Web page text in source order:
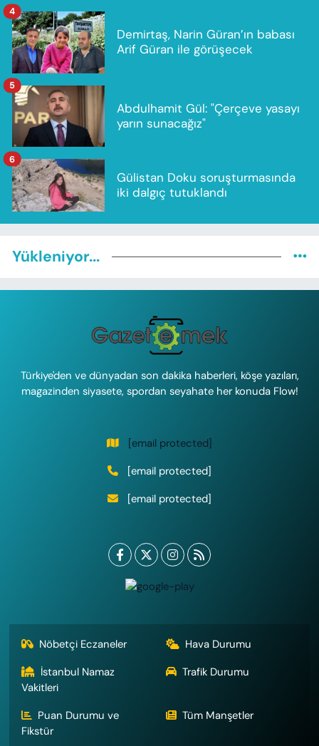
Demirtaş, Narin Güran’ın babası
Arif Güran ile görüşecek
4
Abdulhamit Gül: "Çerçeve yasayı
yarın sunacağız"
5
Gülistan Doku soruşturmasında
iki dalgıç tutuklandı
6
Yükleniyor...
Türkiye'den ve dünyadan son dakika haberleri, köşe yazıları,
magazinden siyasete, spordan seyahate her konuda Flow!
[email protected]
[email protected]
[email protected]
Nöbetçi Eczaneler
Hava Durumu
İstanbul Namaz
Vakitleri
Trafik Durumu
Puan Durumu ve
Fikstür
Tüm Manşetler